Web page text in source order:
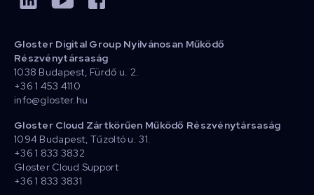
Gloster Digital Group Nyilvánosan Működő
Részvénytársaság
1038 Budapest, Fürdő u. 2.
+36 1 453 4110
info@gloster.hu
Gloster Cloud Zártkörűen Működő Részvénytársaság
1094 Budapest, Tűzoltó u. 31.
+36 1 833 3832
Gloster Cloud Support
+36 1 833 3831